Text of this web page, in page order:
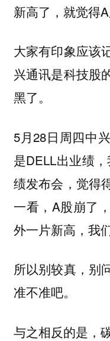
新高了，就觉得
大家有印象应该
兴通讯是科技股
黑了。
5月28日周四中
是DELL出业绩
绩发布会，觉得
一看，A股崩了
外一片新高，我
所以别较真，别
准不准吧。
与之相反的是，